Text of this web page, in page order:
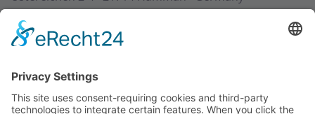
Contact Downloads
+49 (0) 4144 - 234 0
+49 (0) 4144 - 234 100